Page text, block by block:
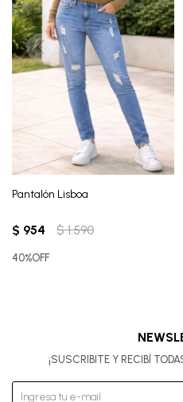
Pantalón Lisboa
$ 954 $ 1.590
40%OFF
¡SUSCRIBITE Y RECIBÍ